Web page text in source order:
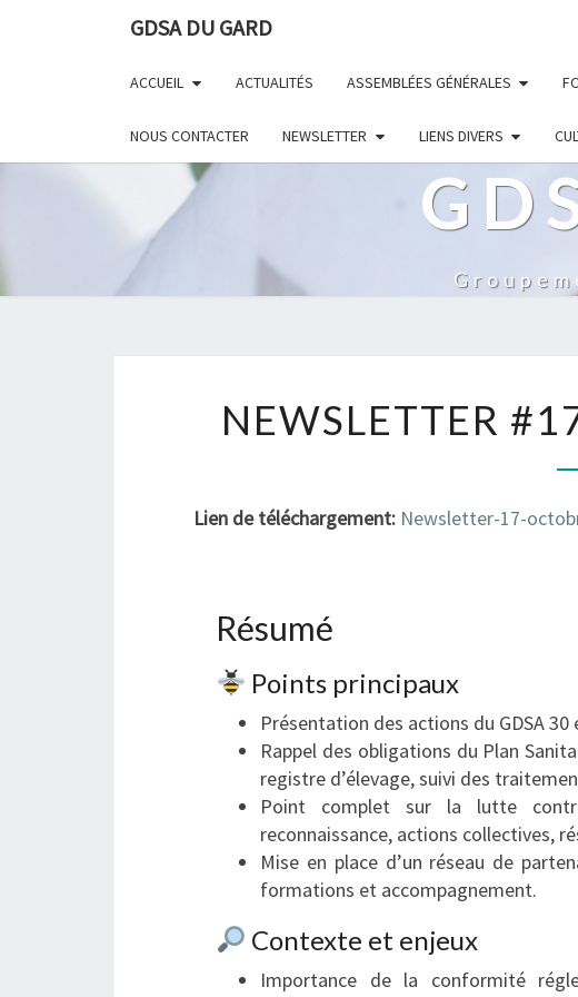
GDSA DU GARD
ACCUEIL ACTUALITÉS ASSEMBLÉES GÉNÉRALES
NOUS CONTACTER NEWSLETTER LIENS DIVERS
NEWSLETTER
Lien de téléchargement: Newsletter-17-
Résumé
Points principaux
Présentation des actions du GDSA
Rappel des obligations du Plan
registre d’élevage, suivi des
Point complet sur la lutte
reconnaissance, actions collectives,
Mise en place d’un réseau de
formations et accompagnement.
Contexte et enjeux
Importance de la conformité